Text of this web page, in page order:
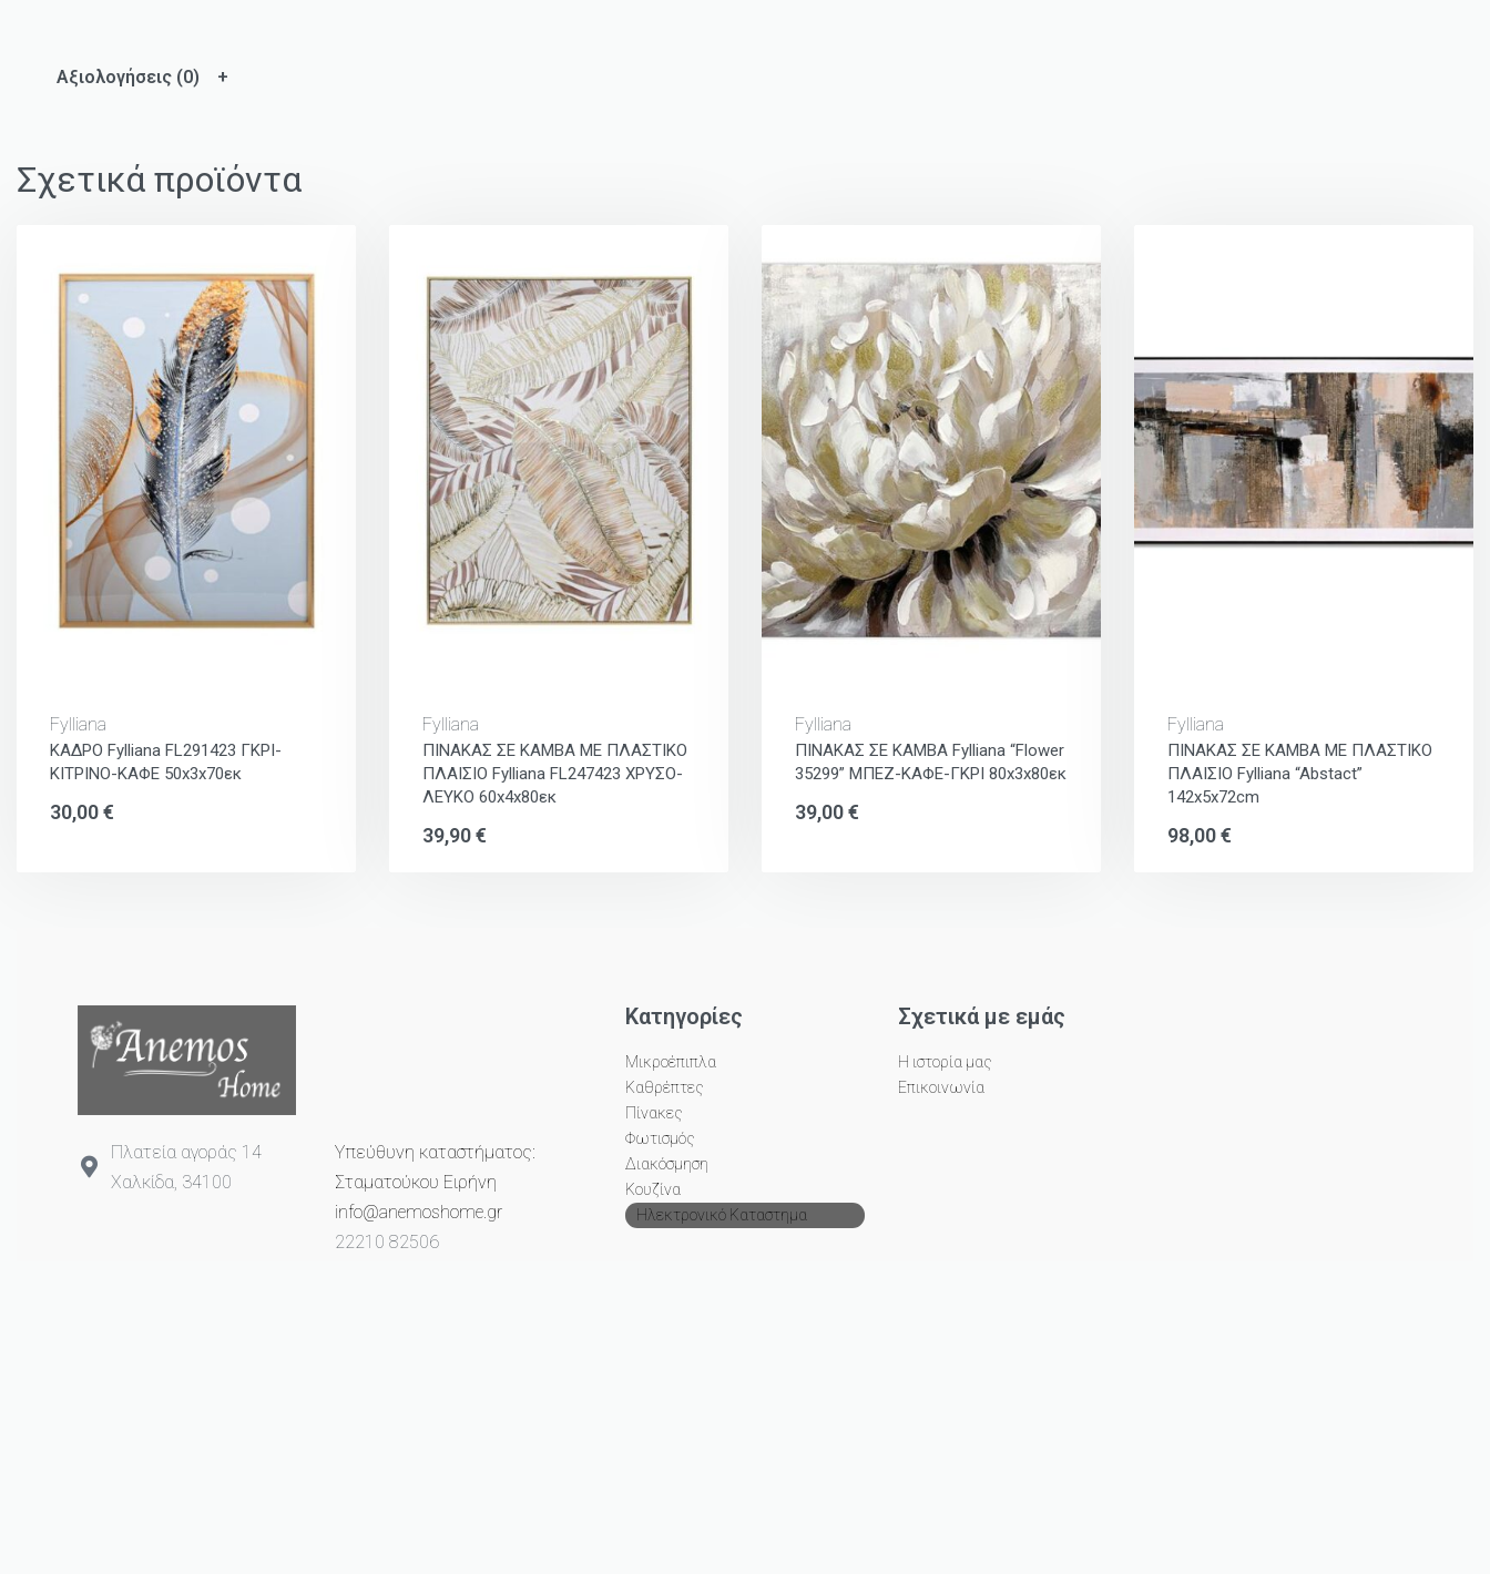
Αξιολογήσεις (0)
Σχετικά προϊόντα
Fylliana
ΚΑΔΡΟ Fylliana FL291423 ΓΚΡΙ-
ΚΙΤΡΙΝΟ-ΚΑΦΕ 50x3x70εκ
30,00€
Fylliana
ΠΙΝΑΚΑΣ ΣΕ ΚΑΜΒΑ ΜΕ ΠΛΑΣΤΙΚΟ
ΠΛΑΙΣΙΟ Fylliana FL247423 ΧΡΥΣΟ-
ΛΕΥΚΟ 60x4x80εκ
39,90€
Fylliana
ΠΙΝΑΚΑΣ ΣΕ ΚΑΜΒΑ Fylliana “Flower
35299” ΜΠΕΖ-ΚΑΦΕ-ΓΚΡΙ 80x3x80εκ
39,00€
Fylliana
ΠΙΝΑΚΑΣ ΣΕ ΚΑΜΒΑ ΜΕ ΠΛΑΣΤΙΚΟ
ΠΛΑΙΣΙΟ Fylliana “Abstact”
142x5x72cm
98,00€
Πλατεία αγοράς 14
Χαλκίδα, 34100
Υπεύθυνη καταστήματος:
Σταματούκου Ειρήνη
info@anemoshome.gr
22210 82506
Κατηγορίες
Μικροέπιπλα
Καθρέπτες
Πίνακες
Φωτισμός
Διακόσμηση
Κουζίνα
Ηλεκτρονικό Καταστημα
Σχετικά με εμάς
Η ιστορία μας
Επικοινωνία